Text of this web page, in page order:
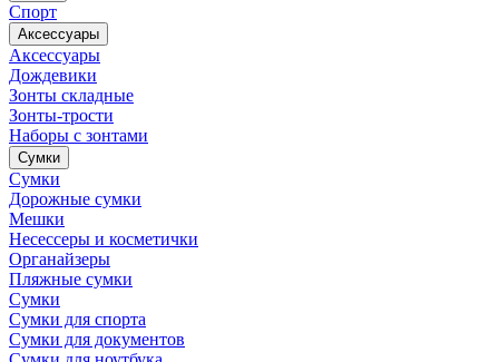
Спорт
Аксессуары
Аксессуары
Дождевики
Зонты складные
Зонты-трости
Наборы с зонтами
Сумки
Сумки
Дорожные сумки
Мешки
Несессеры и косметички
Органайзеры
Пляжные сумки
Сумки
Сумки для спорта
Сумки для документов